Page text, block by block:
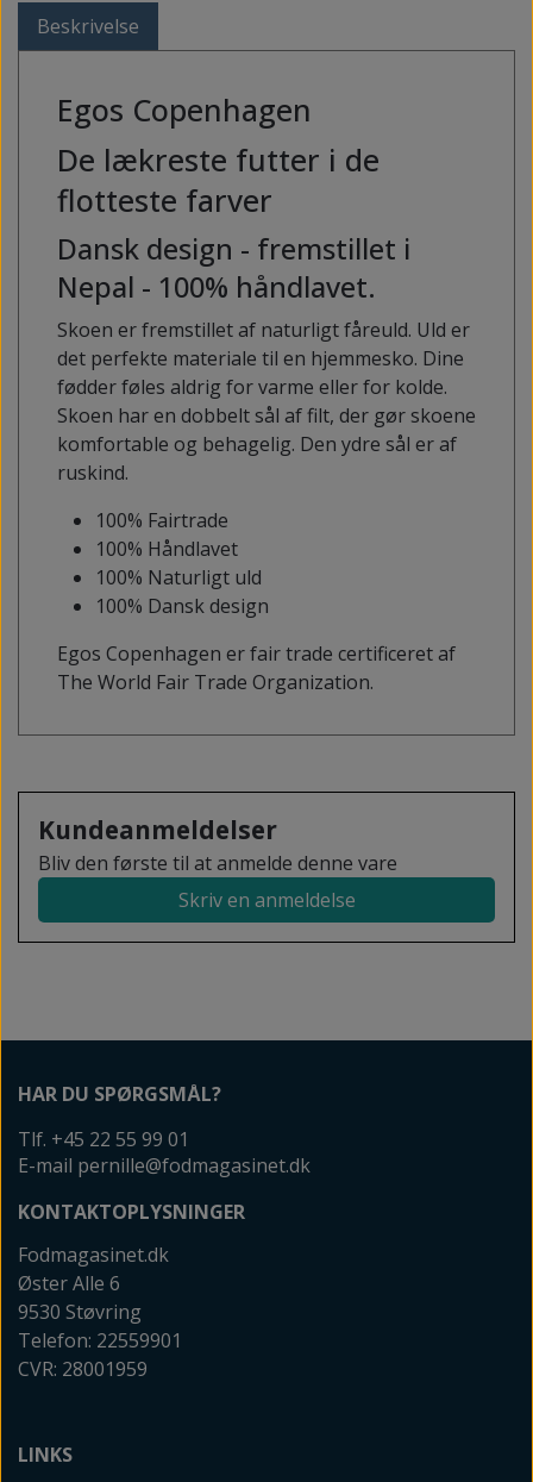
Beskrivelse
Egos Copenhagen
De lækreste futter i de
flotteste farver
Dansk design - fremstillet i
Nepal - 100% håndlavet.
Skoen er fremstillet af naturligt fåreuld. Uld er
det perfekte materiale til en hjemmesko. Dine
fødder føles aldrig for varme eller for kolde.
Skoen har en dobbelt sål af filt, der gør skoene
komfortable og behagelig. Den ydre sål er af
ruskind.
100% Fairtrade
100% Håndlavet
100% Naturligt uld
100% Dansk design
Egos Copenhagen er fair trade certificeret af
The World Fair Trade Organization.
Kundeanmeldelser
Bliv den første til at anmelde denne vare
Skriv en anmeldelse
HAR DU SPØRGSMÅL?
Tlf. +45 22 55 99 01
E-mail pernille@fodmagasinet.dk
KONTAKTOPLYSNINGER
Fodmagasinet.dk
Øster Alle 6
9530 Støvring
Telefon: 22559901
CVR: 28001959
LINKS